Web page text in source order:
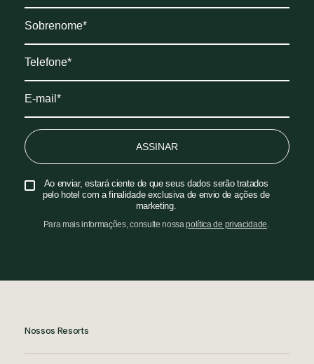
ASSINAR
Ao enviar, estará ciente de que seus dados serão tratados
pelo hotel com a finalidade exclusiva de envio de ações de
marketing.
Para mais informações, consulte nossapolítica de privacidade.
Nossos Resorts